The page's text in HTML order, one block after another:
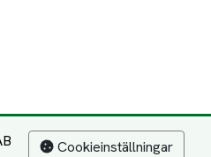
Cookieinställningar